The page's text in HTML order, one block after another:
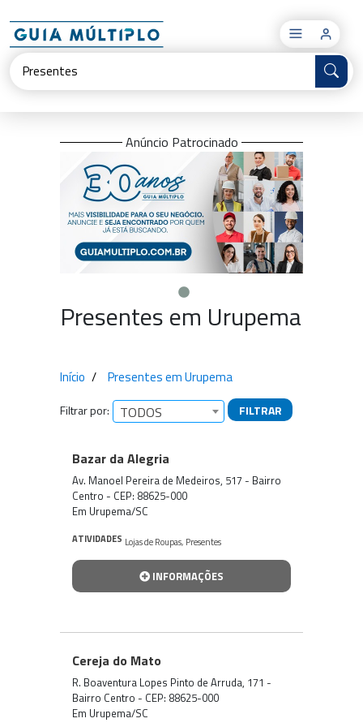
×
Anúncio Patrocinado
Presentes em Urupema
Início Presentes em Urupema
Filtrar por: TODOS FILTRAR
Empresas encontradas
Bazar da Alegria
Av. Manoel Pereira de Medeiros, 517 - Bairro
Centro - CEP: 88625-000
Em Urupema/SC
ATIVIDADES Lojas de Roupas, Presentes
INFORMAÇÕES
Cereja do Mato
R. Boaventura Lopes Pinto de Arruda, 171 -
Bairro Centro - CEP: 88625-000
Em Urupema/SC